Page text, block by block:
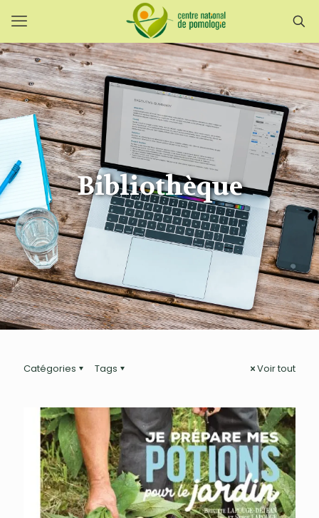
Bibliothèque
Catégories Tags Voir tout